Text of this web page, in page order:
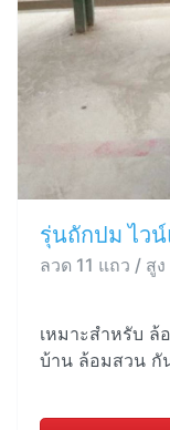
รุ่นถักปม ไว
ลวด 11 แถว / สู
เหมาะสำหรับ
บ้าน ล้อมสวน กั